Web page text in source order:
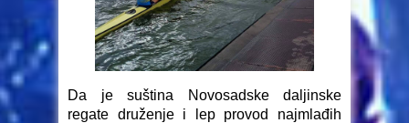
Da je suština Novosadske daljinske
regate druženje i lep provod najmlađih